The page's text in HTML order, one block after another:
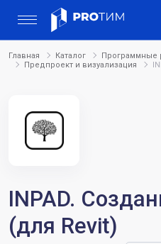
Главная Каталог
Программные
Предпроект и визуализация
INPAD.
(для Revit)